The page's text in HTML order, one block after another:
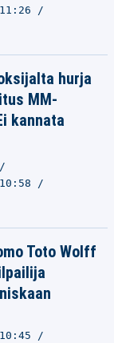
hurja
MM-
kannata
Toto Wolff